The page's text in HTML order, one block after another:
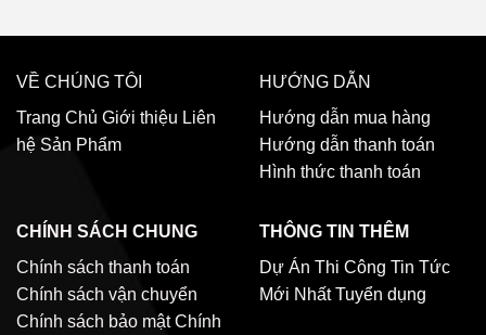
VỀ CHÚNG TÔI
Trang Chủ Giới thiệu Liên
hệ Sản Phẩm
HƯỚNG DẪN
Hướng dẫn mua hàng
Hướng dẫn thanh toán
Hình thức thanh toán
CHÍNH SÁCH CHUNG
Chính sách thanh toán
Chính sách vận chuyển
Chính sách bảo mật Chính
THÔNG TIN THÊM
Dự Án Thi Công Tin Tức
Mới Nhất Tuyển dụng